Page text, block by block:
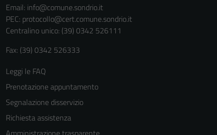
Email: info@comune.sondrio.it
PEC: protocollo@cert.comune.sondrio.it
Centralino unico: (39) 0342 526111
Fax: (39) 0342 526333
Leggi le FAQ
Prenotazione appuntamento
Segnalazione disservizio
Richiesta assistenza